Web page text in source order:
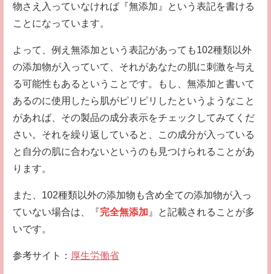
物さえ入っていなければ『無添加』という表記を書ける
ことになっています。
よって、例え無添加という表記があっても102種類以外
の添加物が入っていて、それがあなたの肌に刺激を与え
る可能性もあるということです。もし、無添加と書いて
あるのに使用したら肌がピリピリしたというようなこと
があれば、その製品の成分表示をチェックしてみてくだ
さい。それを繰り返していると、この成分が入っている
と自分の肌に合わないというのも見つけられることがあ
ります。
また、102種類以外の添加物も含め全ての添加物が入っ
ていない場合は、『完全無添加 』と記載されることが多
いです。
参考サイト： 厚生労働省